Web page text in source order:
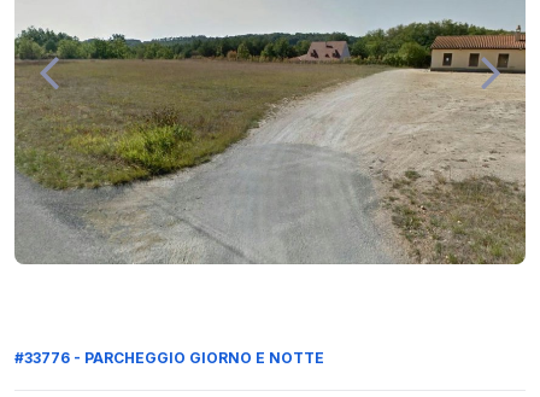
#33776 - PARCHEGGIO GIORNO E NOTTE